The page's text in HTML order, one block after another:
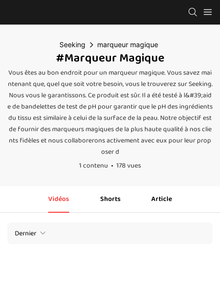
Seeking marqueur magique
#marqueur Magique
Vous êtes au bon endroit pour un marqueur magique. Vous savez mai
ntenant que, quel que soit votre besoin, vous le trouverez sur Seeking.
Nous vous le garantissons. Ce produit est sûr. Il a été testé à l&#39;aid
e de bandelettes de test de pH pour garantir que le pH des ingrédients
du tissu est similaire à celui de la surface de la peau. Notre objectif est
de fournir des marqueurs magiques de la plus haute qualité à nos clie
nts fidèles et nous collaborerons activement avec eux pour leur prop
oser d
1 contenu
178 vues
Vidéos Shorts Article
Dernier